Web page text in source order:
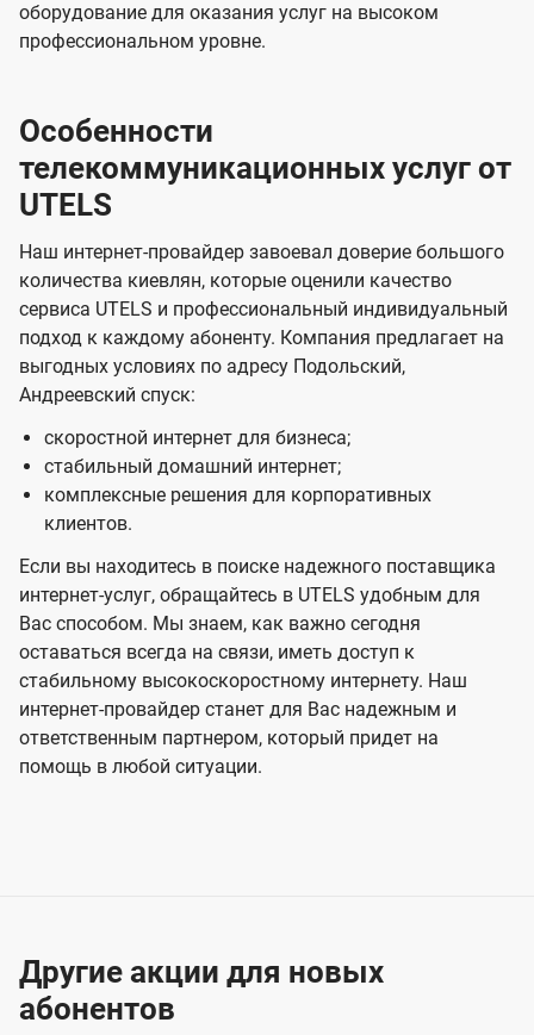
оборудование для оказания услуг на высоком
профессиональном уровне.
Особенности
телекоммуникационных услуг от
UTELS
Наш интернет-провайдер завоевал доверие большого
количества киевлян, которые оценили качество
сервиса UTELS и профессиональный индивидуальный
подход к каждому абоненту. Компания предлагает на
выгодных условиях по адресу Подольский,
Андреевский спуск:
скоростной интернет для бизнеса;
стабильный домашний интернет;
комплексные решения для корпоративных
клиентов.
Если вы находитесь в поиске надежного поставщика
интернет-услуг, обращайтесь в UTELS удобным для
Вас способом. Мы знаем, как важно сегодня
оставаться всегда на связи, иметь доступ к
стабильному высокоскоростному интернету. Наш
интернет-провайдер станет для Вас надежным и
ответственным партнером, который придет на
помощь в любой ситуации.
Другие акции для новых
абонентов